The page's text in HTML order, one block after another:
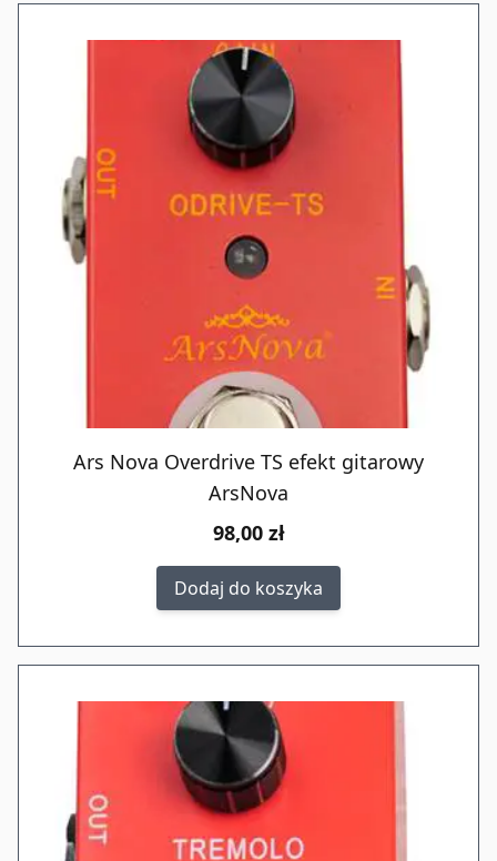
Ars Nova Overdrive TS efekt gitarowy
ArsNova
98,00 zł
Dodaj do koszyka